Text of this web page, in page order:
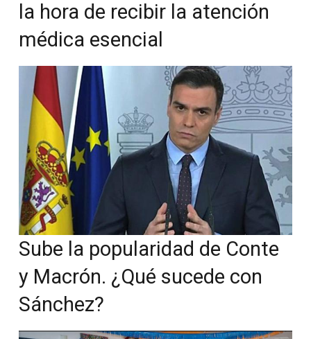
la hora de recibir la atención
médica esencial
Sube la popularidad de Conte
y Macrón. ¿Qué sucede con
Sánchez?